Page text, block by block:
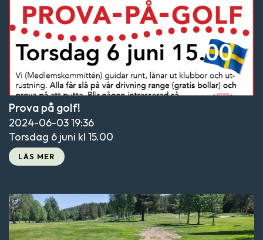
Prova på golf!
2024-06-0319:36
Torsdag 6 juni kl 15.00
LÄS MER